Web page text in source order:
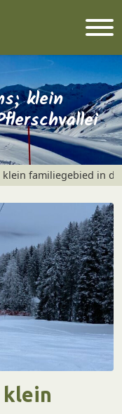
klein
familiegebied in
klein